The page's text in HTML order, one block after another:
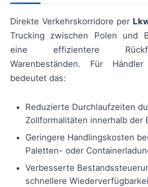
Direkte Verkehrskorridore per
Trucking zwischen Polen und
eine effizientere
Warenbeständen. Für
bedeutet das:
Reduzierte Durchlaufzeiten
Zollformalitäten innerhalb der
Geringere Handlingskosten
Paletten- oder
Verbesserte
schnellere